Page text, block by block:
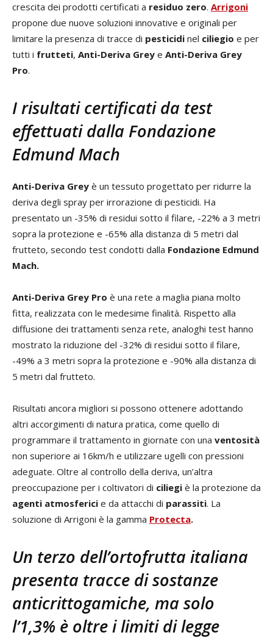
crescita dei prodotti certificati a residuo zero. Arrigoni
propone due nuove soluzioni innovative e originali per
limitare la presenza di tracce di pesticidi nel ciliegio e per
tutti i frutteti, Anti-Deriva Grey e Anti-Deriva Grey
Pro.
I risultati certificati da test
effettuatidalla Fondazione
Edmund Mach
Anti-Deriva Grey è un tessuto progettato per ridurre la
deriva degli spray per irrorazione di pesticidi. Ha
presentato un -35% di residui sotto il filare, -22% a 3 metri
sopra la protezione e -65% alla distanza di 5 metri dal
frutteto, secondo test condotti dalla Fondazione Edmund
Mach.
Anti-Deriva Grey Pro è una rete a maglia piana molto
fitta, realizzata con le medesime finalità. Rispetto alla
diffusione dei trattamenti senza rete, analoghi test hanno
mostrato la riduzione del -32% di residui sotto il filare,
-49% a 3 metri sopra la protezione e -90% alla distanza di
5 metri dal frutteto.
Risultati ancora migliori si possono ottenere adottando
altri accorgimenti di natura pratica, come quello di
programmare il trattamento in giornate con una ventosità
non superiore ai 16km/h e utilizzare ugelli con pressioni
adeguate. Oltre al controllo della deriva, un’altra
preoccupazione per i coltivatori di ciliegi è la protezione da
agenti atmosferici e da attacchi di parassiti. La
soluzione di Arrigoni è la gamma Protecta.
Un terzo dell’ortofrutta italiana
presenta tracce di sostanze
anticrittogamiche, ma solo
l’1,3% è oltre i limiti di legge